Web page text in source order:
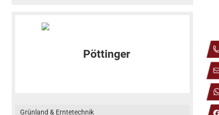
Grünland & Erntetechnik